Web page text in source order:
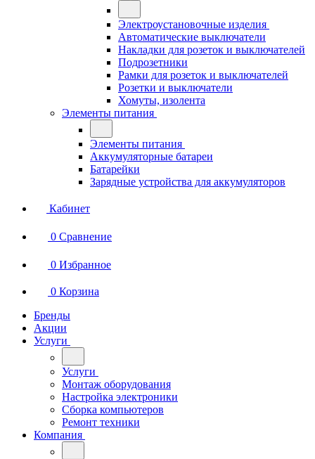
Электроустановочные изделия
Автоматические выключатели
Накладки для розеток и выключателей
Подрозетники
Рамки для розеток и выключателей
Розетки и выключатели
Хомуты, изолента
Элементы питания
Элементы питания
Аккумуляторные батареи
Батарейки
Зарядные устройства для аккумуляторов
Кабинет
0 Сравнение
0 Избранное
0 Корзина
Бренды
Акции
Услуги
Услуги
Монтаж оборудования
Настройка электроники
Сборка компьютеров
Ремонт техники
Компания